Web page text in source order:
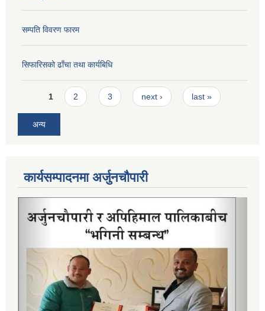
सम्पति विवरण फारम
सिफारिसको ढाँचा तथा कार्यबिधि
Pages
1 2 3 next › last »
अन्य
कार्यसम्पादनमा अर्जुनचौपारी